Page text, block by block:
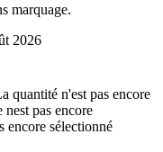
marquage.
2026
quantité n'est pas encore
pas encore
encore sélectionné